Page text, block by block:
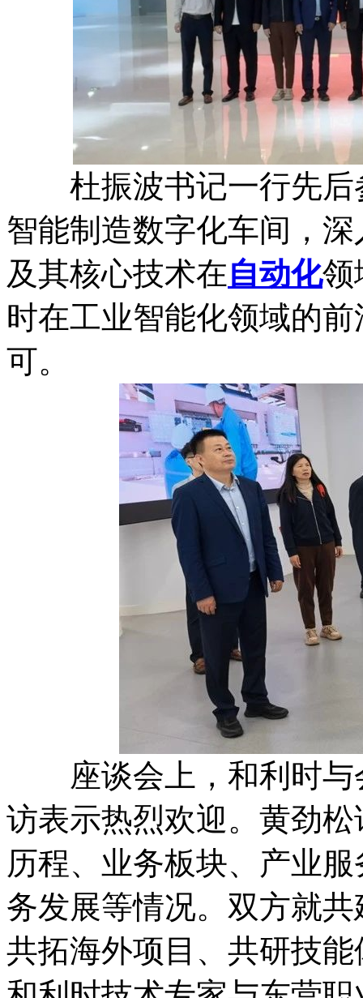
杜振波书记一行先后
智能制造数字化车间，
及其核心技术在自动化领
时在工业智能化领域的
可。
座谈会上，和利时与
访表示热烈欢迎。黄劲
历程、业务板块、产业
务发展等情况。双方就
共拓海外项目、共研技